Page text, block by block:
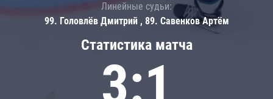
Статистика матча
3:1
Линейные судьи:
99. Головлёв Дмитрий , 89. Савенков Артём